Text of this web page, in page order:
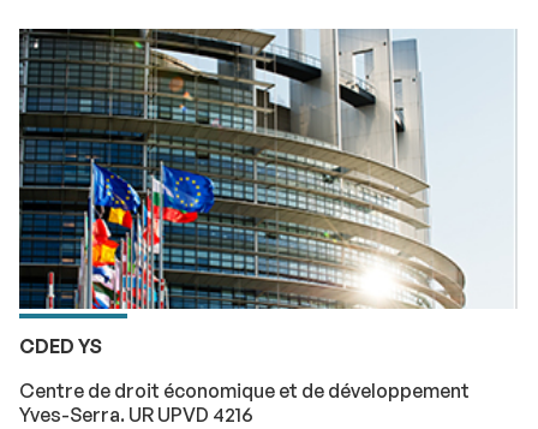
CDED YS
Centre de droit économique et de développement
Yves-Serra. UR UPVD 4216